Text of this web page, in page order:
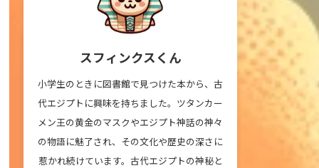
スフィンクスくん
小学生のときに図書館で見つけた本から、古
代エジプトに興味を持ちました。ツタンカー
メン王の黄金のマスクやエジプト神話の神々
の物語に魅了され、その文化や歴史の深さに
惹かれ続けています。古代エジプトの神秘と